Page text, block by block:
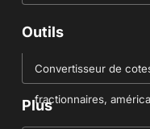
Outils
Convertisseur de
fractionnaires,
Plus